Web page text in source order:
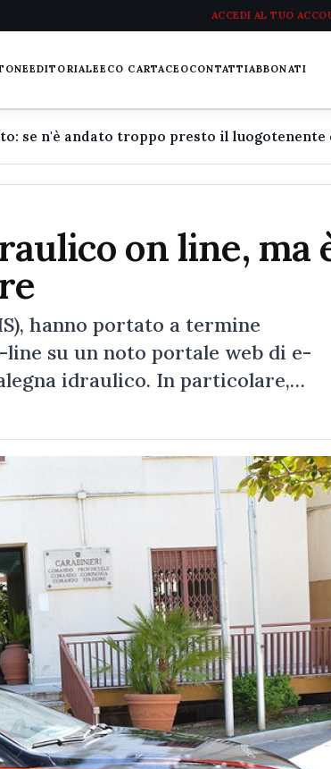
ACCEDI AL TUO
EDITORIALEECO CARTACEOCONTATTIABBONATI
on line, ma
hanno portato a termine
su un noto portale web di e-
idraulico. In particolare,…